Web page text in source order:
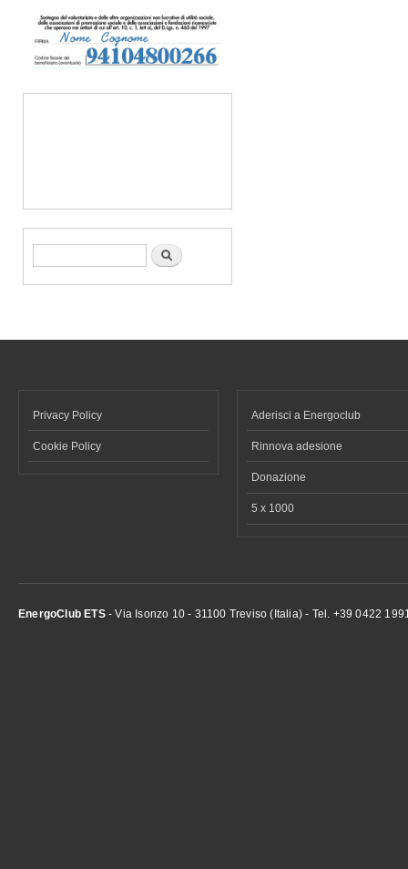
Form di ricerca Cerca
Privacy Policy
Cookie Policy
Aderisci a Energoclub
Rinnova adesione
Donazione
5 x 1000
EnergoClub ETS- Via Isonzo 10 - 31100 Treviso (Italia) - Tel. +39 0422